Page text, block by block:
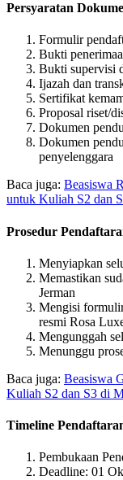
Persyaratan
Formulir
Bukti
Bukti supervisi
Ijazah dan
Sertifikat
Proposal riset/
Dokumen
Dokumen
penyelenggara
Baca juga: Beasiswa
untuk Kuliah S2 dan
Prosedur
Menyiapkan
Memastikan
Jerman
Mengisi
resmi Rosa
Mengunggah
Menunggu
Baca juga: Beasiswa
Kuliah S2 dan S3 di
Timeline
Pembukaan
Deadline: 01